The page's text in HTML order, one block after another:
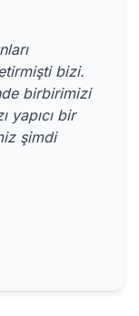
bizi.
birbirimizi
yapıcı bir
şimdi